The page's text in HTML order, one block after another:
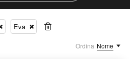
Eva
Ordina Nome